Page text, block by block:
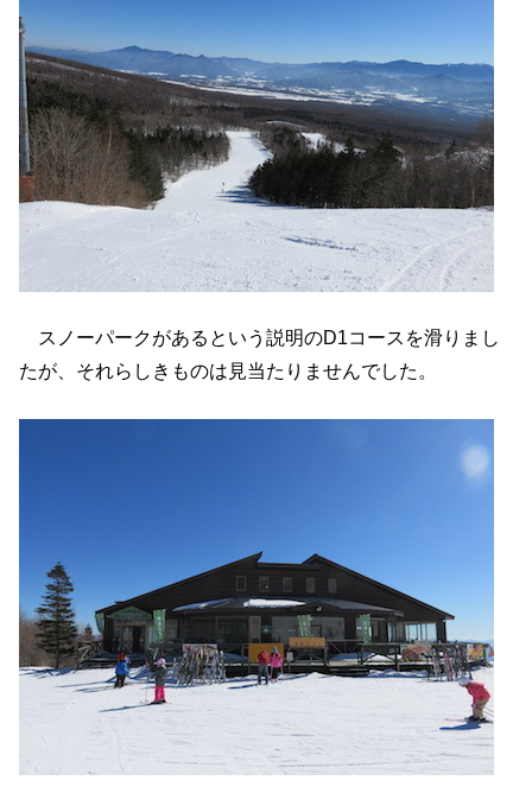
スノーパークがあるという説明のD1コースを滑りまし
たが、それらしきものは見当たりませんでした。